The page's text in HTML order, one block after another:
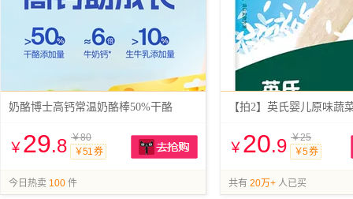
奶酪博士高钙常温奶酪棒50%干酪
￥ 29.8 ￥80
￥51 券
今日热卖 100 件
￥ 20.9 ￥25
￥5 券
共有 20万+ 人已买